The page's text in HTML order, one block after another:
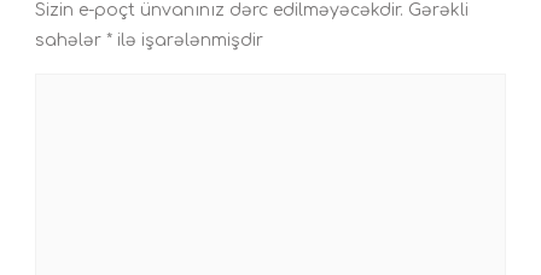
Sizin e-poçt ünvanınız dərc edilməyəcəkdir. Gərəkli
sahələr * ilə işarələnmişdir